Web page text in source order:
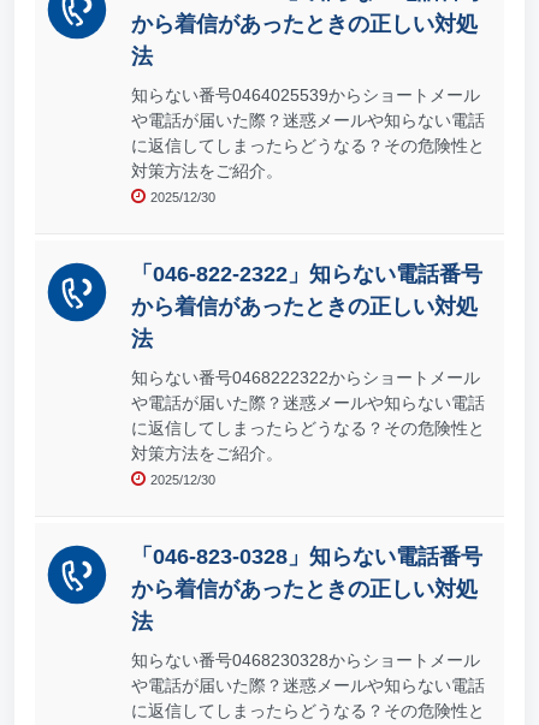
から着信があったときの正しい対処
法
知らない番号0464025539からショートメール
や電話が届いた際？迷惑メールや知らない電話
に返信してしまったらどうなる？その危険性と
対策方法をご紹介。
2025/12/30
「046-822-2322」知らない電話番号
から着信があったときの正しい対処
法
知らない番号0468222322からショートメール
や電話が届いた際？迷惑メールや知らない電話
に返信してしまったらどうなる？その危険性と
対策方法をご紹介。
2025/12/30
「046-823-0328」知らない電話番号
から着信があったときの正しい対処
法
知らない番号0468230328からショートメール
や電話が届いた際？迷惑メールや知らない電話
に返信してしまったらどうなる？その危険性と